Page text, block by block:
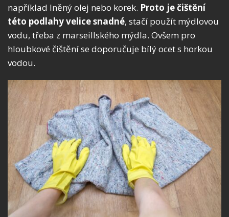
například lněný olej nebo korek. Proto je čištění
této podlahy velice snadné, stačí použít mýdlovou
vodu, třeba z marseillského mýdla. Ovšem pro
hloubkové čištění se doporučuje bílý ocet s horkou
vodou.